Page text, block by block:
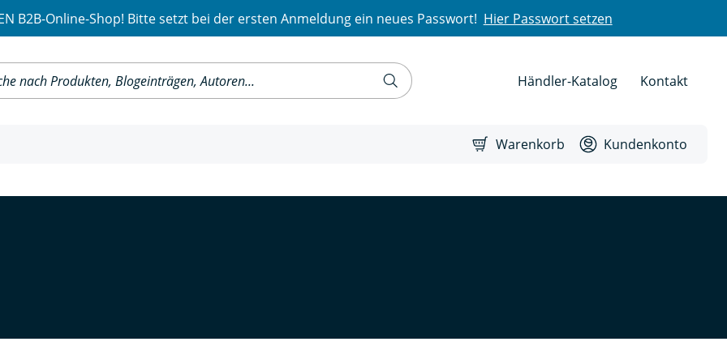
B2B-Online-Shop! Bitte setzt bei der ersten Anmeldung ein neues Passwort! Hier Passwort setzen
Händler-Katalog Kontakt
Warenkorb Kundenkonto